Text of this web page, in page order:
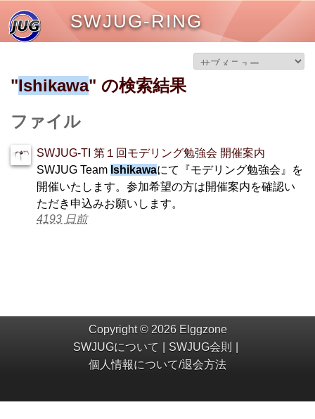
SWJUG-RING
"Ishikawa" の検索結果
ファイル
SWJUG-TI 第１回モデリング勉強会 開催案内
SWJUG Team Ishikawaにて『モデリング勉強会』を
開催いたします。参加希望の方は開催案内を確認い
ただき申込みお願いします。
4193 日前
Copyright © 2026 Elggzone
SWJUGについて
SWJUG会則
個人情報について/退会方法